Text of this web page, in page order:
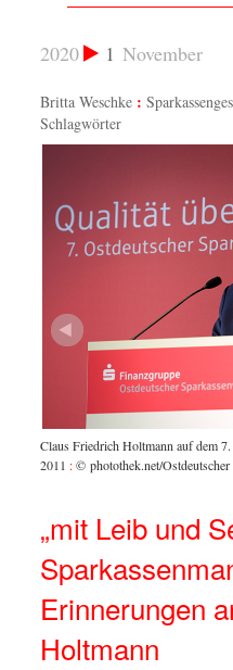
1 November
2020
Britta Weschke
Schlagwörter
Claus Friedrich Holtmann auf dem
2011 :© photothek.net/Ostdeutscher
„mit Leib und
Erinnerungen
Holtmann